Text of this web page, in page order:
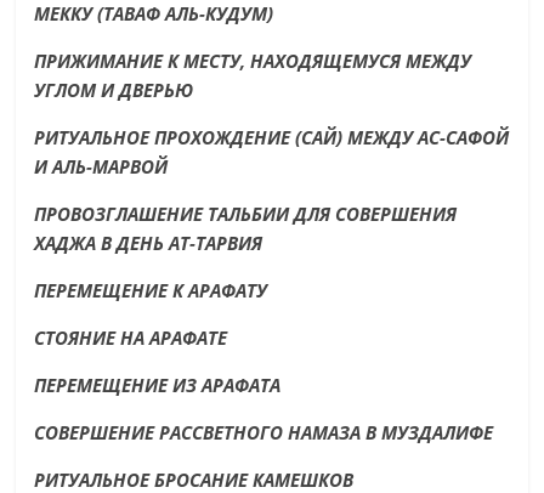
МЕККУ (ТАВАФ АЛЬ-КУДУМ)
ПРИЖИМАНИЕ К МЕСТУ, НАХОДЯЩЕМУСЯ МЕЖДУ
УГЛОМ И ДВЕРЬЮ
РИТУАЛЬНОЕ ПРОХОЖДЕНИЕ (САЙ) МЕЖДУ АС-САФОЙ
И АЛЬ-МАРВОЙ
ПРОВОЗГЛАШЕНИЕ ТАЛЬБИИ ДЛЯ СОВЕРШЕНИЯ
ХАДЖА В ДЕНЬ АТ-ТАРВИЯ
ПЕРЕМЕЩЕНИЕ К АРАФАТУ
СТОЯНИЕ НА АРАФАТЕ
ПЕРЕМЕЩЕНИЕ ИЗ АРАФАТА
СОВЕРШЕНИЕ РАССВЕТНОГО НАМАЗА В МУЗДАЛИФЕ
РИТУАЛЬНОЕ БРОСАНИЕ КАМЕШКОВ